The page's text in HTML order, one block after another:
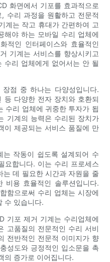
화면에서 기포를 효과적으로
수리 과정을 원활하고 전문적
계는 작고 휴대가 간편하여 고
해야 하는 모바일 수리 업체에
적인 인터페이스와 효율적인
기계는 서비스를 향상시키고
수리 업체에게 없어서는 안 될
점 중 하나는 다양성입니다.
등 다양한 전자 장치와 호환되
수리 업체에 귀중한 투자가 됩
기계의 능력은 수리된 장치가
이 제공되는 서비스 품질에 만
작동이 쉽도록 설계되어 수
요합니다. 이는 수리 프로세스
는 데 필요한 시간과 자원을 줄
비용 효율적인 솔루션입니다.
함으로써 수리 업체는 시장에
수 있습니다.
기포 제거 기계는 수리업체에
고품질의 전문적인 수리 서비
전반적인 전문적 이미지가 향
성도와 긍정적인 입소문을 촉
의 증가로 이어집니다.